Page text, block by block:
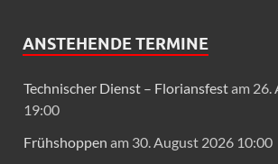
ANSTEHENDE TERMINE
Technischer Dienst – Floriansfestam 26.
19:00
Frühshoppen am 30. August 2026 10:00